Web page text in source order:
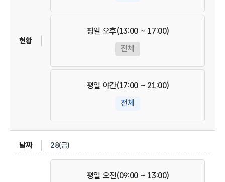
평일 오후(13:00 ~ 17:00)
전체
평일 야간(17:00 ~ 21:00)
전체
28(금)
평일 오전(09:00 ~ 13:00)